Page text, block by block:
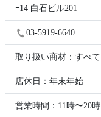
ｰ14 白石ビル201
03-5919-6640
取り扱い商材：すべて
店休日：年末年始
営業時間：11時〜20時